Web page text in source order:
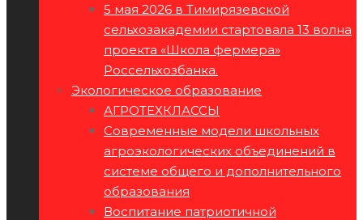
5 мая 2026 в Тимирязевской
сельхозакадемии стартовала 13 волна
проекта «Школа фермера»
Россельхозбанка.
Экологическое образование
АГРОТЕХКЛАССЫ
Современные модели школьных
агроэкологических объединений в
системе общего и дополнительного
образования
Воспитание патриотичной